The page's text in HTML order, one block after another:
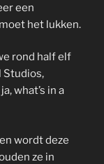
een
het lukken.
rond half elf
Studios,
what’s in a
wordt deze
ze in